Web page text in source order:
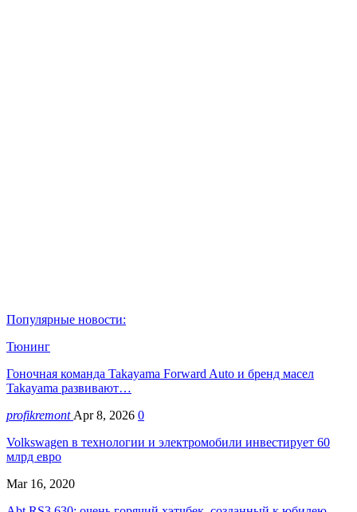
Популярные новости:
Тюнинг
Гоночная команда Takayama Forward Auto и бренд масел
Takayama развивают…
profikremont Apr 8, 2026 0
Volkswagen в технологии и электромобили инвестирует 60
млрд евро
Mar 16, 2020